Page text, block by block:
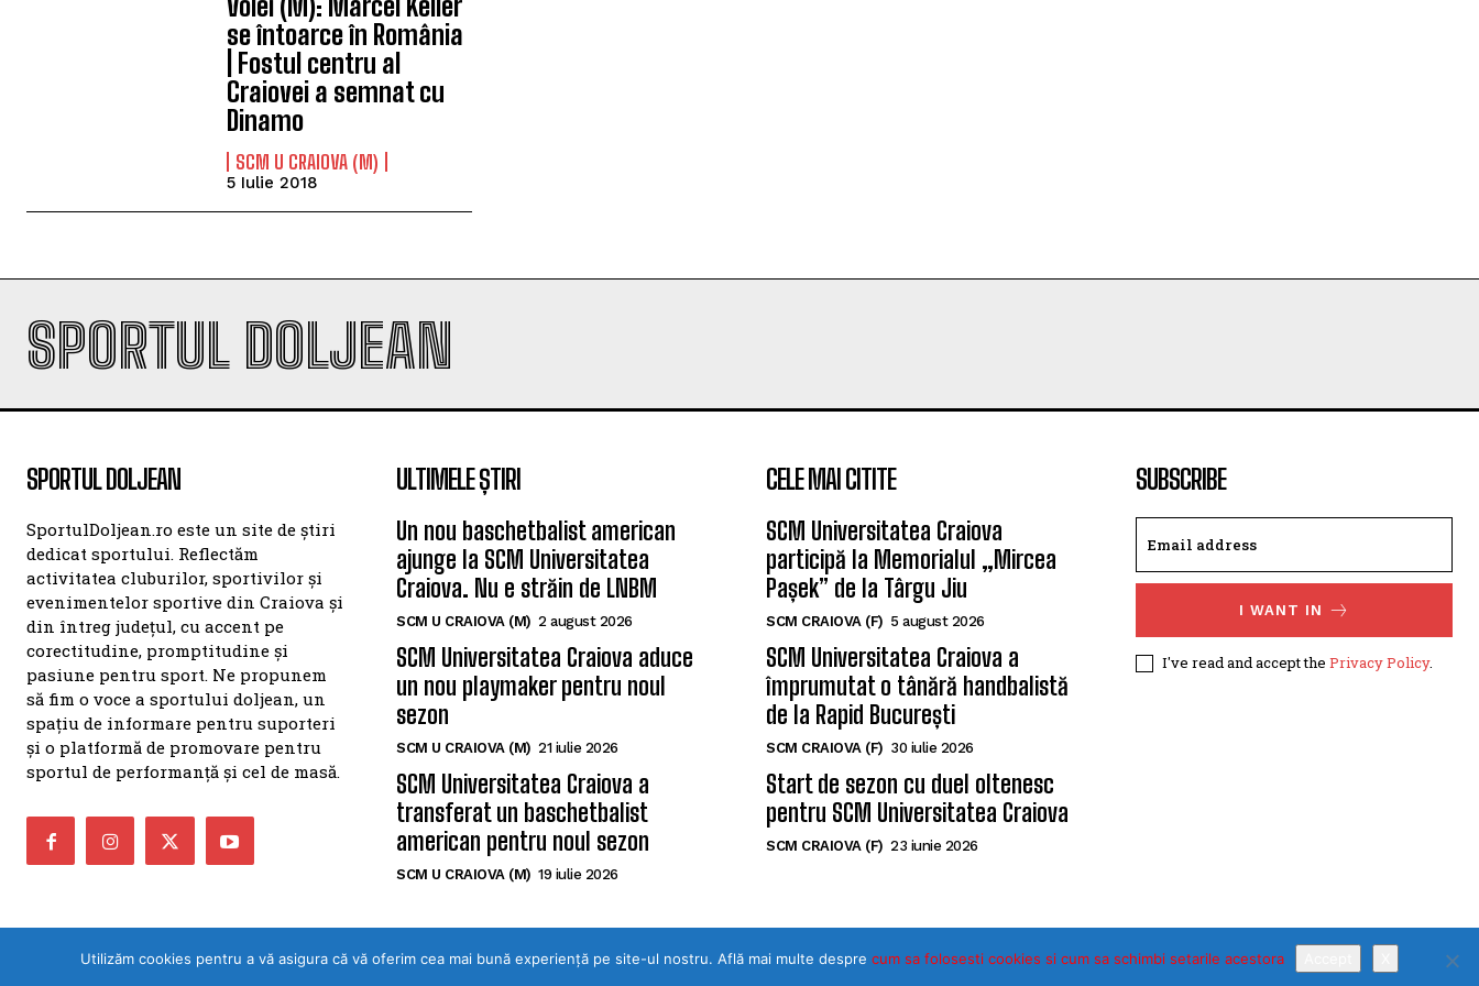
se întoarce în România
| Fostul centru al
Craiovei a semnat cu
Dinamo
SCM U CRAIOVA (M)
5 Iulie 2018
SPORTUL DOLJEAN
SPORTUL DOLJEAN
SportulDoljean.ro este un site de știri
dedicat sportului. Reflectăm
activitatea cluburilor, sportivilor și
evenimentelor sportive din Craiova și
din întreg județul, cu accent pe
corectitudine, promptitudine și
pasiune pentru sport. Ne propunem
să fim o voce a sportului doljean, un
spațiu de informare pentru suporteri
și o platformă de promovare pentru
sportul de performanță și cel de masă.
ULTIMELE ȘTIRI
Un nou baschetbalist american
ajunge la SCM Universitatea
Craiova. Nu e străin de LNBM
SCM U CRAIOVA (M) 2 august 2026
SCM Universitatea Craiova aduce
un nou playmaker pentru noul
sezon
SCM U CRAIOVA (M) 21 iulie 2026
SCM Universitatea Craiova a
transferat un baschetbalist
american pentru noul sezon
SCM U CRAIOVA (M) 19 iulie 2026
CELE MAI CITITE
SCM Universitatea Craiova
participă la Memorialul „Mircea
Pașek” de la Târgu Jiu
SCM CRAIOVA (F) 5 august 2026
SCM Universitatea Craiova a
împrumutat o tânără handbalistă
de la Rapid București
SCM CRAIOVA (F) 30 iulie 2026
Start de sezon cu duel oltenesc
pentru SCM Universitatea Craiova
SCM CRAIOVA (F) 23 iunie 2026
SUBSCRIBE
I WANT IN
I've read and accept the Privacy Policy.
©Toate drepturile rezervate SPORTULDOLJEAN.RO
Utilizăm cookies pentru a vă asigura că vă oferim cea mai bună experiență pe site-ul nostru. Află mai multe despre cum sa folosesti cookies si cum sa schimbi setarile acestora